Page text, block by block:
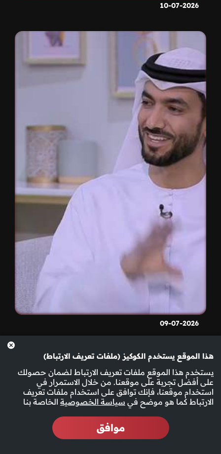
10-07-2026
09-07-2026
هذا الموقع يستخدم الكوكيز (ملفات تعريف الارتباط)
يستخدم هذا الموقع ملفات تعريف الارتباط لضمان حصولك
على أفضل تجربة على موقعنا. من خلال الاستمرار في
استخدام موقعنا، فإنك توافق على استخدام ملفات تعريف
الارتباط كما هو موضح في سياسة الخصوصية الخاصة بنا
موافق